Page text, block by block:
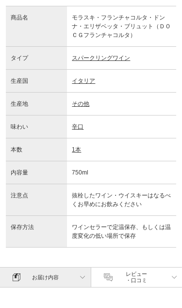
商品名
モラスキ・フランチャコルタ・ドン
ナ・エリザベッタ・ブリュット（ＤＯ
ＣＧフランチャコルタ）
タイプ スパークリングワイン
生産国 イタリア
生産地 その他
味わい 辛口
本数 1本
内容量 750ml
注意点
抜栓したワイン・ウイスキーはなるべ
くお早めにお飲みください
保存方法
ワインセラーで定温保存、もしくは温
度変化の低い場所で保存
お届け内容
レビュー
・口コミ